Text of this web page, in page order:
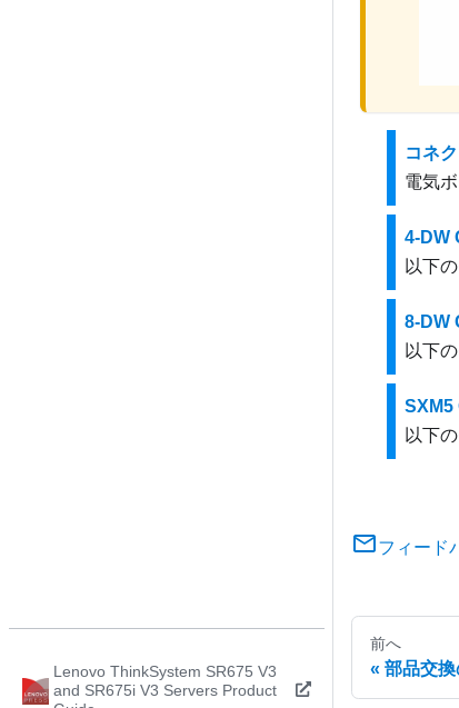
Lenovo ThinkSystem SR675 V3
and SR675i V3 Servers Product
コネ
電気
4-DW
以下
8-DW
以下
SXM5
以下
フィード
前へ
部品交